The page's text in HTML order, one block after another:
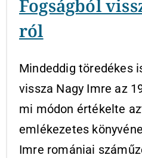
Fogságból
ról
Mindeddig töredékes
vissza Nagy Imre az
mi módon értékelte
emlékezetes
Imre romániai